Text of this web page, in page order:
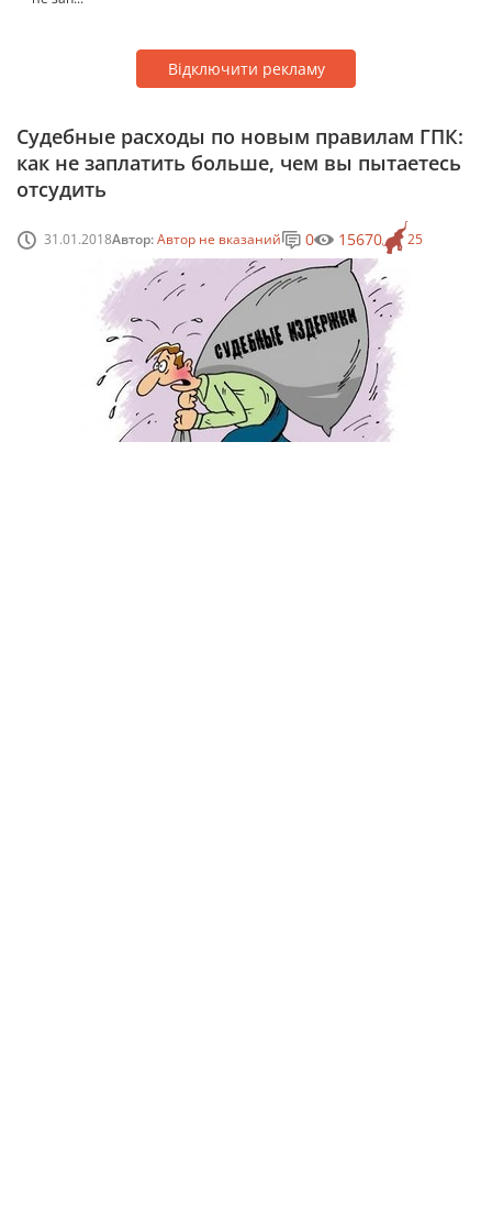
Відключити рекламу
Судебные расходы по новым правилам ГПК:
как не заплатить больше, чем вы пытаетесь
отсудить
31.01.2018Автор:Автор не вказаний 25
0 15670